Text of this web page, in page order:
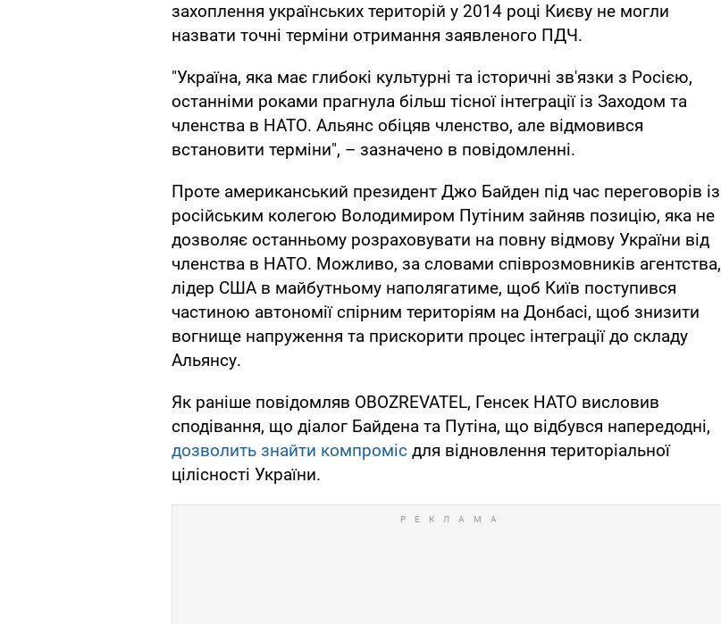
захоплення українських територій у 2014 році Києву не могли
назвати точні терміни отримання заявленого ПДЧ.
"Україна, яка має глибокі культурні та історичні зв'язки з Росією,
останніми роками прагнула більш тісної інтеграції із Заходом та
членства в НАТО. Альянс обіцяв членство, але відмовився
встановити терміни", – зазначено в повідомленні.
Проте американський президент Джо Байден під час переговорів із
російським колегою Володимиром Путіним зайняв позицію, яка не
дозволяє останньому розраховувати на повну відмову України від
членства в НАТО. Можливо, за словами співрозмовників агентства,
лідер США в майбутньому наполягатиме, щоб Київ поступився
частиною автономії спірним територіям на Донбасі, щоб знизити
вогнище напруження та прискорити процес інтеграції до складу
Альянсу.
Як раніше повідомляв OBOZREVATEL, Генсек НАТО висловив
сподівання, що діалог Байдена та Путіна, що відбувся напередодні,
дозволить знайти компроміс для відновлення територіальної
цілісності України.